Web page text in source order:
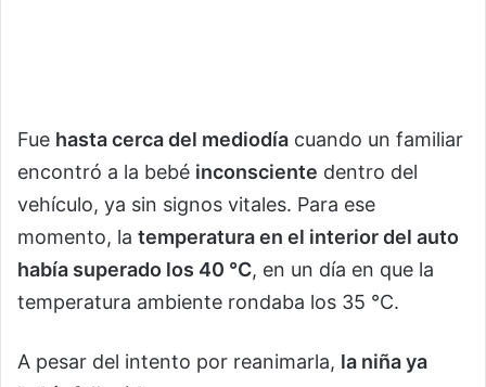
Fue hasta cerca del mediodía cuando un familiar
encontró a la bebé inconsciente dentro del
vehículo, ya sin signos vitales. Para ese
momento, la temperatura en el interior del auto
había superado los 40 °C, en un día en que la
temperatura ambiente rondaba los 35 °C.
A pesar del intento por reanimarla, la niña ya